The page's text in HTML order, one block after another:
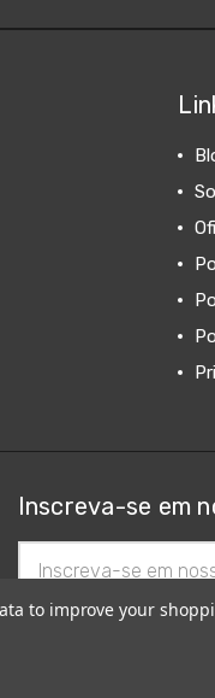
Inscreva-se em
de
email
to improve your